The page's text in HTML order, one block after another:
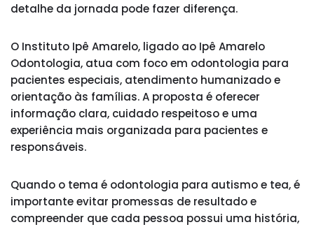
detalhe da jornada pode fazer diferença.
O Instituto Ipê Amarelo, ligado ao Ipê Amarelo
Odontologia, atua com foco em odontologia para
pacientes especiais, atendimento humanizado e
orientação às famílias. A proposta é oferecer
informação clara, cuidado respeitoso e uma
experiência mais organizada para pacientes e
responsáveis.
Quando o tema é odontologia para autismo e tea, é
importante evitar promessas de resultado e
compreender que cada pessoa possui uma história,